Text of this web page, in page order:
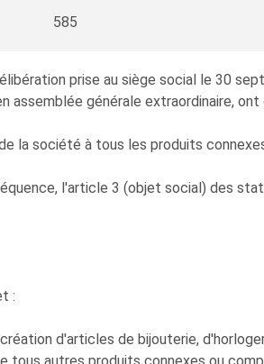
585
prise au siège social le 30
assemblée générale extraordinaire,
la société à tous les produits
l'article 3 (objet social) des
:
d'articles de bijouterie,